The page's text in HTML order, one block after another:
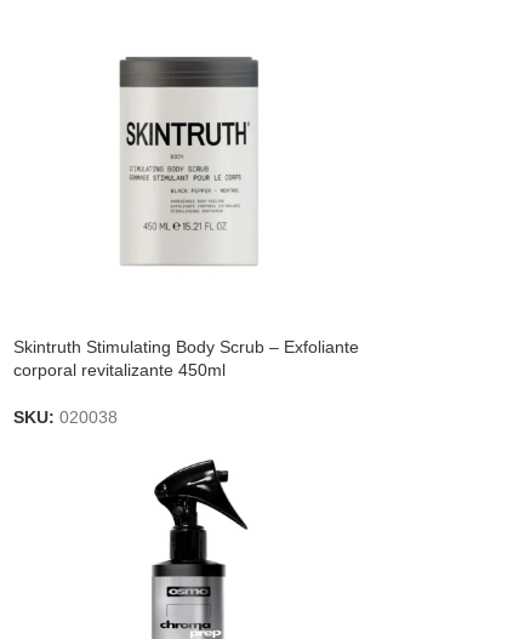
Skintruth Stimulating Body Scrub – Exfoliante
corporal revitalizante 450ml
SKU:020038